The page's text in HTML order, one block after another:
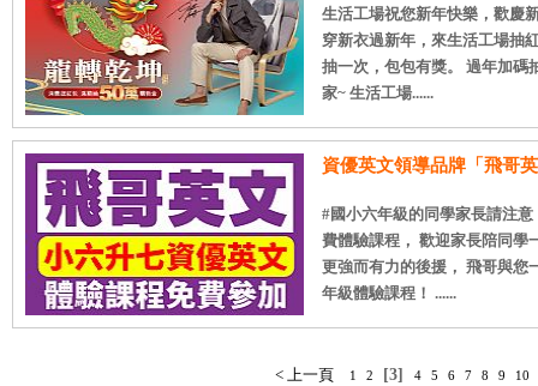
生活工場祝您新年快樂，歡慶
穿新衣過新年，來生活工場抽
抽一次，包包有獎。 過年加碼
家~ 生活工場......
資優英文領導品牌「飛哥
#國小六年級的同學家長請注
費體驗課程， 歡迎家長陪同學
更強而有力的後援， 飛哥與您
年級體驗課程！ ......
< 上一頁 1 2 [3] 4 5 6 7 8 9 10